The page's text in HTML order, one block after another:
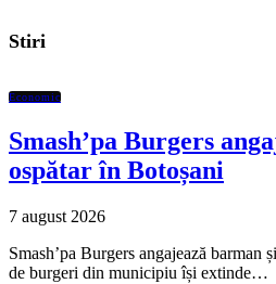
Stiri
Economic
Smash’pa Burgers
ospătar în Botoșani
7 august 2026
Smash’pa Burgers angajează barman
de burgeri din municipiu își extinde…